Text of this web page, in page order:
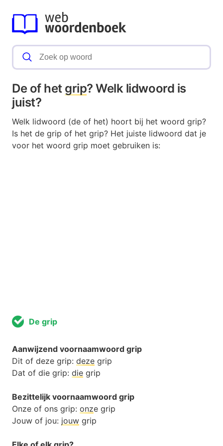
De of het grip? Welk lidwoord is
juist?
Welk lidwoord (de of het) hoort bij het woord grip?
Is het de grip of het grip? Het juiste lidwoord dat je
voor het woord grip moet gebruiken is:
De grip
Aanwijzend voornaamwoord grip
Dit of deze grip: deze grip
Dat of die grip: die grip
Bezittelijk voornaamwoord grip
Onze of ons grip: onze grip
Jouw of jou: jouw grip